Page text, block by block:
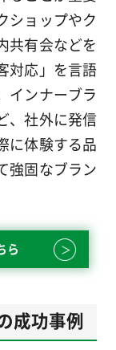
ショップやク
共有会などを
対応」を言語
インナーブラ
、社外に発信
に体験する品
強固なブラン
ら
成功事例